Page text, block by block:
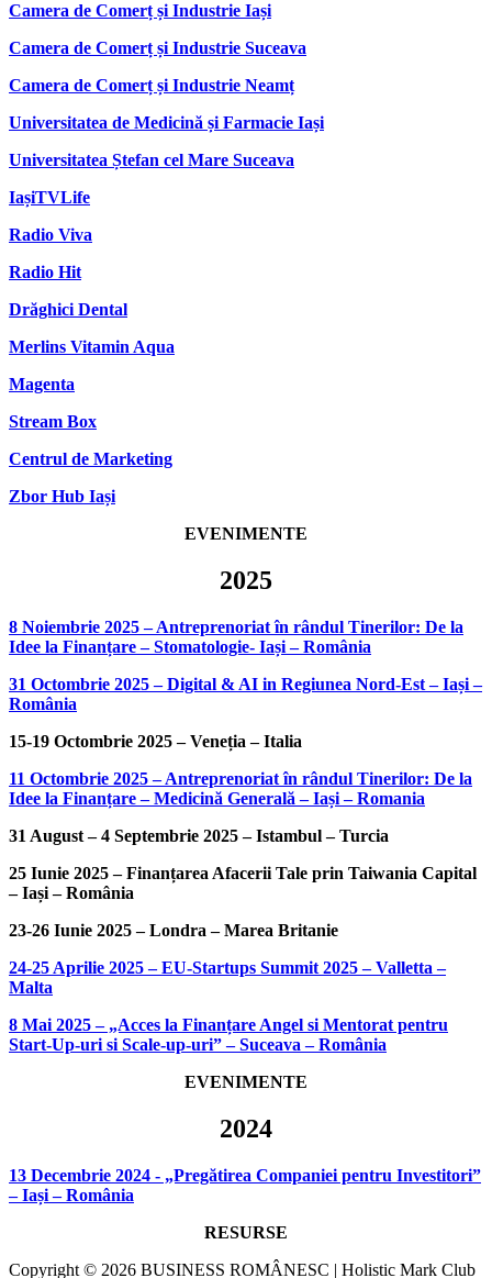
Camera de Comerț și Industrie Iași
Camera de Comerț și Industrie Suceava
Camera de Comerț și Industrie Neamț
Universitatea de Medicină și Farmacie Iași
Universitatea Ștefan cel Mare Suceava
IașiTVLife
Radio Viva
Radio Hit
Drăghici Dental
Merlins Vitamin Aqua
Magenta
Stream Box
Centrul de Marketing
Zbor Hub Iași
EVENIMENTE
2025
8 Noiembrie 2025 – Antreprenoriat în rândul Tinerilor: De la
Idee la Finanțare – Stomatologie- Iași – România
31 Octombrie 2025 – Digital & AI in Regiunea Nord-Est – Iași –
România
15-19 Octombrie 2025 – Veneția – Italia
11 Octombrie 2025 – Antreprenoriat în rândul Tinerilor: De la
Idee la Finanțare – Medicină Generală – Iași – Romania
31 August – 4 Septembrie 2025 – Istambul – Turcia
25 Iunie 2025 – Finanțarea Afacerii Tale prin Taiwania Capital
– Iași – România
23-26 Iunie 2025 – Londra – Marea Britanie
24-25 Aprilie 2025 – EU-Startups Summit 2025 – Valletta –
Malta
8 Mai 2025 – „Acces la Finanțare Angel si Mentorat pentru
Start-Up-uri si Scale-up-uri” – Suceava – România
EVENIMENTE
2024
13 Decembrie 2024 - „Pregătirea Companiei pentru Investitori”
– Iași – România
RESURSE
Copyright © 2026 BUSINESS ROMÂNESC | Holistic Mark Club